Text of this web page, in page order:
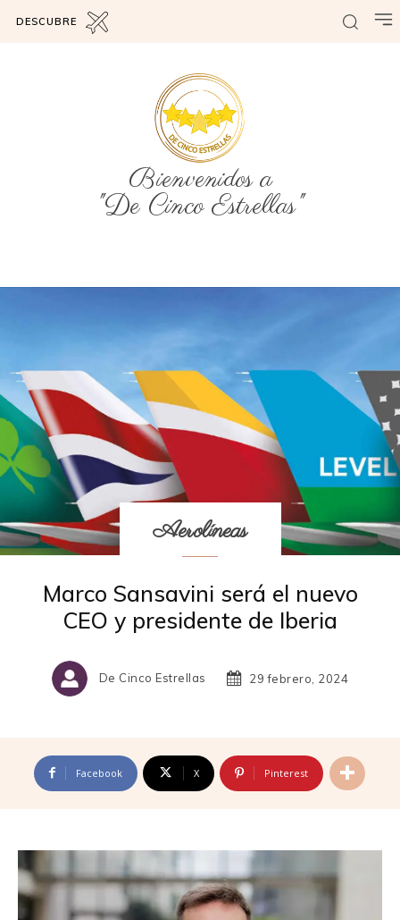
DESCUBRE
Bienvenidos a
"De Cinco Estrellas"
Aerolíneas
Marco Sansavini será el nuevo
CEO y presidente de Iberia
De Cinco Estrellas 29 febrero, 2024
Facebook X Pinterest